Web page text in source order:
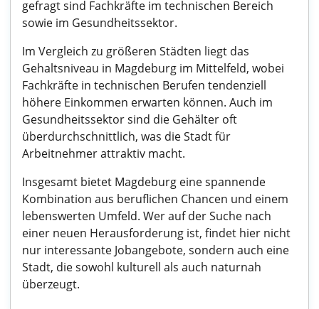
gefragt sind Fachkräfte im technischen Bereich
sowie im Gesundheitssektor.
Im Vergleich zu größeren Städten liegt das
Gehaltsniveau in Magdeburg im Mittelfeld, wobei
Fachkräfte in technischen Berufen tendenziell
höhere Einkommen erwarten können. Auch im
Gesundheitssektor sind die Gehälter oft
überdurchschnittlich, was die Stadt für
Arbeitnehmer attraktiv macht.
Insgesamt bietet Magdeburg eine spannende
Kombination aus beruflichen Chancen und einem
lebenswerten Umfeld. Wer auf der Suche nach
einer neuen Herausforderung ist, findet hier nicht
nur interessante Jobangebote, sondern auch eine
Stadt, die sowohl kulturell als auch naturnah
überzeugt.